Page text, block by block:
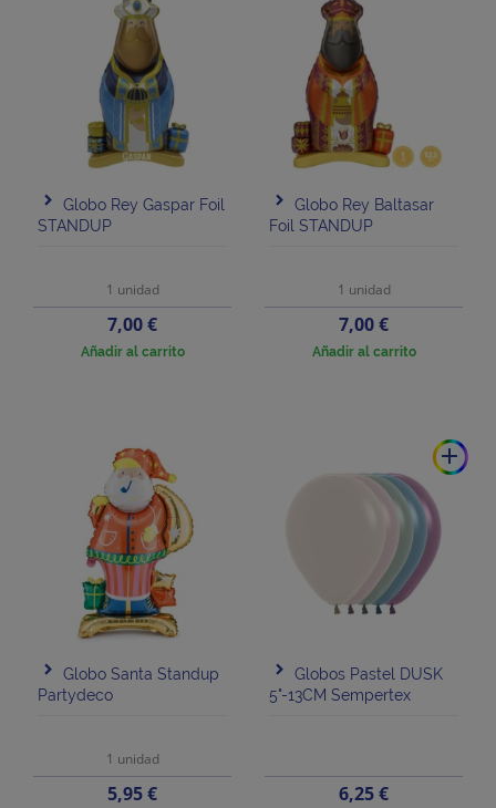
Globo Rey Gaspar Foil
STANDUP
1 unidad
Precio
7,00 €
Añadir al carrito
Globo Rey Baltasar
Foil STANDUP
1 unidad
Precio
7,00 €
Añadir al carrito
Globo Santa Standup
Partydeco
1 unidad
Precio
5,95 €
add
Globos Pastel DUSK
5"-13CM Sempertex
Precio
6,25 €